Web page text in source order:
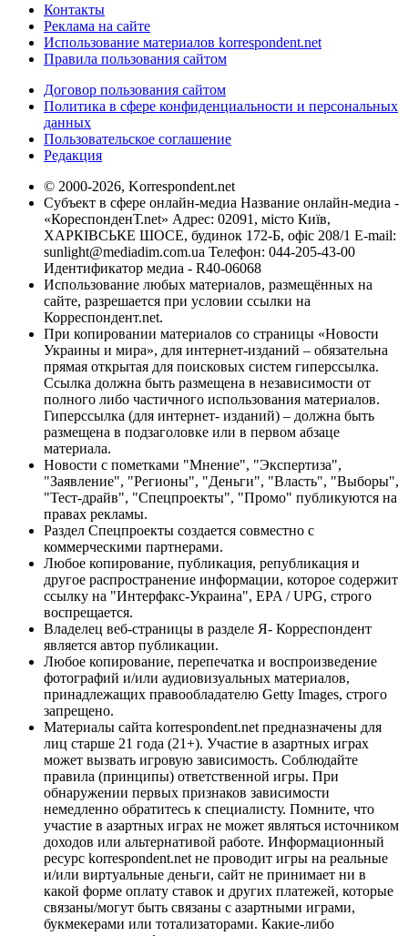
Контакты
Реклама на сайте
Использование материалов korrespondent.net
Правила пользования сайтом
Договор пользования сайтом
Политика в сфере конфиденциальности и персональных
данных
Пользовательское соглашение
Редакция
© 2000-2026, Korrespondent.net
Субъект в сфере онлайн-медиа Название онлайн-медиа -
«КореспонденТ.net» Адрес: 02091, місто Київ,
ХАРКІВСЬКЕ ШОСЕ, будинок 172-Б, офіс 208/1 E-mail:
sunlight@mediadim.com.ua Телефон: 044-205-43-00
Идентификатор медиа - R40-06068
Использование любых материалов, размещённых на
сайте, разрешается при условии ссылки на
Корреспондент.net.
При копировании материалов со страницы «Новости
Украины и мира», для интернет-изданий – обязательна
прямая открытая для поисковых систем гиперссылка.
Ссылка должна быть размещена в независимости от
полного либо частичного использования материалов.
Гиперссылка (для интернет- изданий) – должна быть
размещена в подзаголовке или в первом абзаце
материала.
Новости с пометками "Мнение", "Экспертиза",
"Заявление", "Регионы", "Деньги", "Власть", "Выборы",
"Тест-драйв", "Спецпроекты", "Промо" публикуются на
правах рекламы.
Раздел Спецпроекты создается совместно с
коммерческими партнерами.
Любое копирование, публикация, републикация и
другое распространение информации, которое содержит
ссылку на "Интерфакс-Украина", EPA / UPG, строго
воспрещается.
Владелец веб-страницы в разделе Я- Корреспондент
является автор публикации.
Любое копирование, перепечатка и воспроизведение
фотографий и/или аудиовизуальных материалов,
принадлежащих правообладателю Getty Images, строго
запрещено.
Материалы сайта korrespondent.net предназначены для
лиц старше 21 года (21+). Участие в азартных играх
может вызвать игровую зависимость. Соблюдайте
правила (принципы) ответственной игры. При
обнаружении первых признаков зависимости
немедленно обратитесь к специалисту. Помните, что
участие в азартных играх не может являться источником
доходов или альтернативой работе. Информационный
ресурс korrespondent.net не проводит игры на реальные
и/или виртуальные деньги, сайт не принимает ни в
какой форме оплату ставок и других платежей, которые
связаны/могут быть связаны с азартными играми,
букмекерами или тотализаторами. Какие-либо